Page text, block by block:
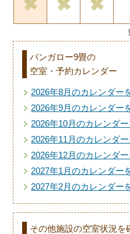
バンガロー9畳の
空室・予約カレンダー
2026年8月のカレンダー
2026年9月のカレンダー
2026年10月のカレンダ
2026年11月のカレンダ
2026年12月のカレンダ
2027年1月のカレンダー
2027年2月のカレンダー
その他施設の空室状況を